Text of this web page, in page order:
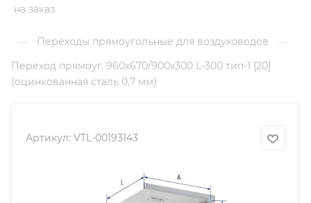
на заказ
— Переходы прямоугольные для воздуховодов
—
Переход прямоуг. 960х670/900х300 L-300 тип-1 [20]
(оцинкованная сталь 0,7 мм)
Артикул: VTL-00193143